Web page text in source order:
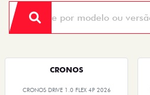
CRONOS
CRONOS DRIVE 1.0 FLEX 4P 2026